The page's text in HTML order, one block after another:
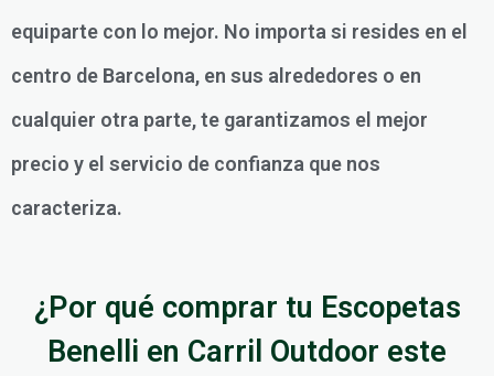
equiparte con lo mejor. No importa si resides en el
centro de Barcelona, en sus alrededores o en
cualquier otra parte, te garantizamos el mejor
precio y el servicio de confianza que nos
caracteriza.
¿Por qué comprar tu Escopetas
Benelli en Carril Outdoor este